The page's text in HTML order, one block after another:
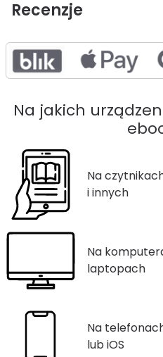
Recenzje
Na jakich
Na
i innych
Na
laptopach
Na
lub iOS